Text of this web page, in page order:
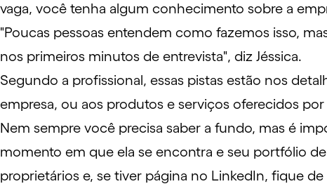
vaga, você tenha algum conhecimento sobre a
"Poucas pessoas entendem como fazemos isso,
nos primeiros minutos de entrevista", diz Jéssica.
Segundo a profissional, essas pistas estão nos
empresa, ou aos produtos e serviços oferecidos
Nem sempre você precisa saber a fundo, mas é
momento em que ela se encontra e seu portfólio
proprietários e, se tiver página no LinkedIn, fique